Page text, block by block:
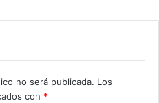
no será publicada. Los
con *